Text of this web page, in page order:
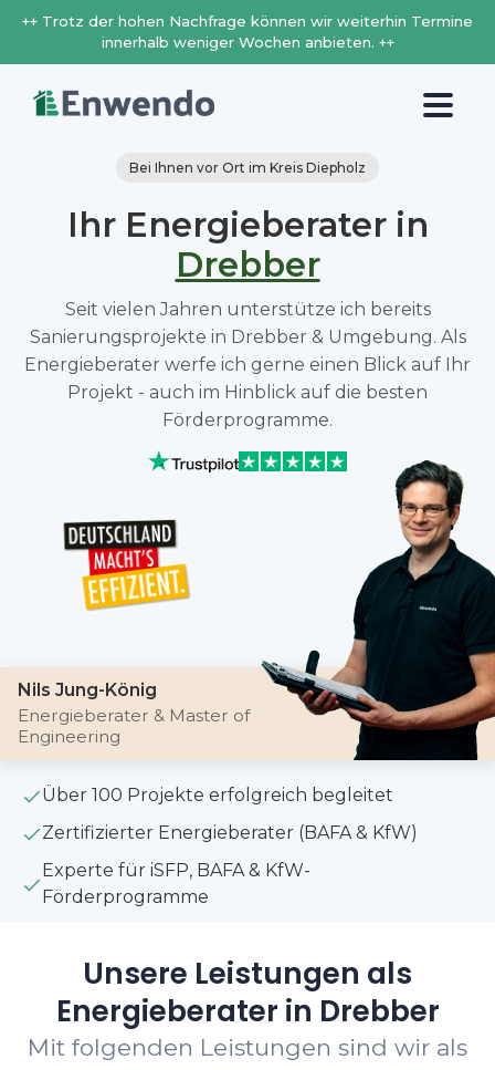
++ Trotz der hohen Nachfrage können wir weiterhin Termine
innerhalb weniger Wochen anbieten. ++
Bei Ihnen vor Ort im Kreis Diepholz
Ihr Energieberater in
Drebber
Seit vielen Jahren unterstütze ich bereits
Sanierungsprojekte in Drebber & Umgebung. Als
Energieberater werfe ich gerne einen Blick auf Ihr
Projekt - auch im Hinblick auf die besten
Förderprogramme.
Nils Jung-König
Energieberater & Master of
Engineering
Über 100 Projekte erfolgreich begleitet
Zertifizierter Energieberater (BAFA & KfW)
Experte für iSFP, BAFA & KfW-
Förderprogramme
Unsere Leistungen als
Energieberater in Drebber
Mit folgenden Leistungen sind wir als